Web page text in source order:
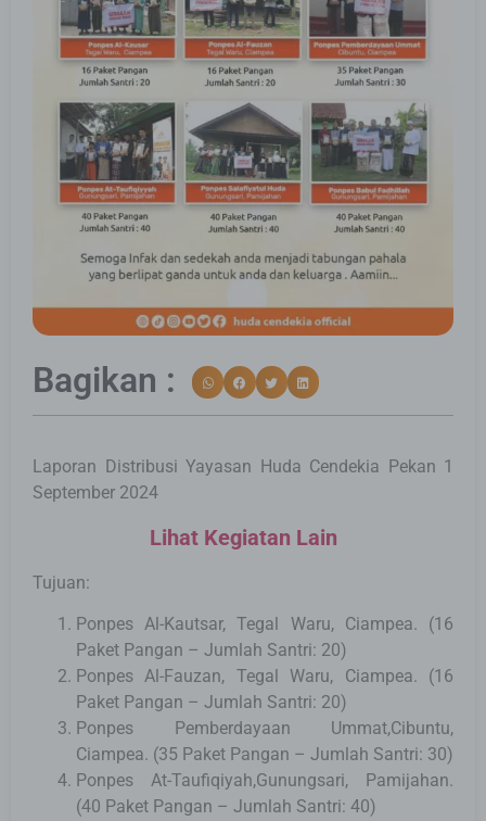
Bagikan :
Laporan Distribusi Yayasan Huda Cendekia Pekan 1
September 2024
Lihat Kegiatan Lain
Tujuan:
Ponpes Al-Kautsar, Tegal Waru, Ciampea. (16
Paket Pangan – Jumlah Santri: 20)
Ponpes Al-Fauzan, Tegal Waru, Ciampea. (16
Paket Pangan – Jumlah Santri: 20)
Ponpes Pemberdayaan Ummat,Cibuntu,
Ciampea. (35 Paket Pangan – Jumlah Santri: 30)
Ponpes At-Taufiqiyah,Gunungsari, Pamijahan.
(40 Paket Pangan – Jumlah Santri: 40)